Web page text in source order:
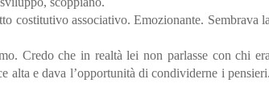
costitutivo associativo. Emozionante. Sembrava la
Credo che in realtà lei non parlasse con chi era
alta e dava l’opportunità di condividerne i pensieri.